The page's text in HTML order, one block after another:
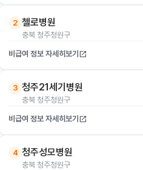
2 첼로병원
충북 청주청원구
비급여 정보 자세히보기 open_in_new
3 청주21세기병원
충북 청주청원구
비급여 정보 자세히보기 open_in_new
4 청주성모병원
충북 청주청원구